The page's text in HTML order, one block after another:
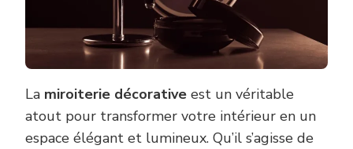
La miroiterie décorative est un véritable
atout pour transformer votre intérieur en un
espace élégant et lumineux. Qu’il s’agisse de